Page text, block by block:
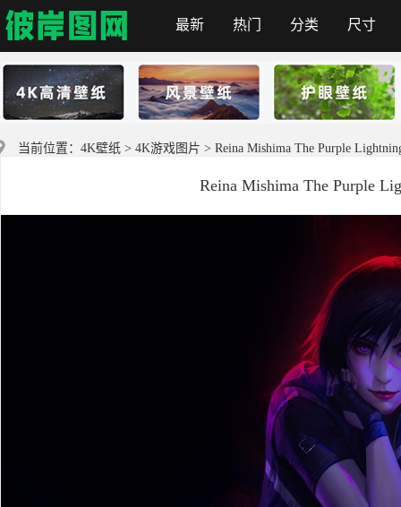
彼岸图网
最新 热门 分类 尺寸
当前位置： 4K壁纸 > 4K游戏图片 > Reina Mishima The Purple
Reina Mishima The Purple